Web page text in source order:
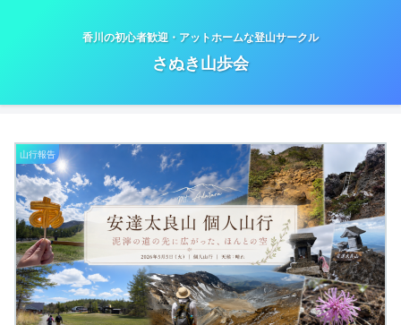
香川の初心者歓迎・アットホームな登山サークル
さぬき山歩会
山行報告